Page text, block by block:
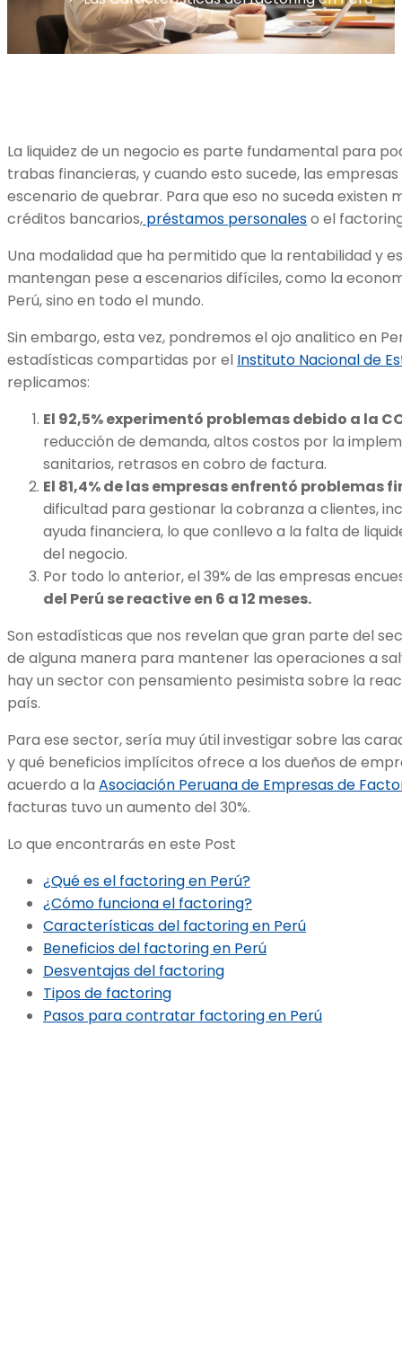
La liquidez de un negocio es parte fundamental para
trabas financieras, y cuando esto sucede, las
escenario de quebrar. Para que eso no suceda existen
créditos bancarios, préstamos personaleso el
Una modalidad que ha permitido que la rentabilidad y
mantengan pese a escenarios difíciles, como la
Perú, sino en todo el mundo.
Sin embargo, esta vez, pondremos el ojo analitico en
estadísticas compartidas por el Instituto Nacional de
replicamos:
El 92,5% experimentó problemas debido a la
reducción de demanda, altos costos por la
sanitarios, retrasos en cobro de factura.
El 81,4% de las empresas enfrentó problemas
dificultad para gestionar la cobranza a clientes,
ayuda financiera, lo que conllevo a la falta de
del negocio.
Por todo lo anterior, el 39% de las empresas
del Perú se reactive en 6 a 12 meses.
Son estadísticas que nos revelan que gran parte del
de alguna manera para mantener las operaciones a
hay un sector con pensamiento pesimista sobre la
país.
Para ese sector, sería muy útil investigar sobre las
y qué beneficios implícitos ofrece a los dueños de
acuerdo a la Asociación Peruana de Empresas de
facturas tuvo un aumento del 30%.
Lo que encontrarás en este Post
¿Qué es el factoring en Perú?
¿Cómo funciona el factoring?
Características del factoring en Perú
Beneficios del factoring en Perú
Desventajas del factoring
Tipos de factoring
Pasos para contratar factoring en Perú